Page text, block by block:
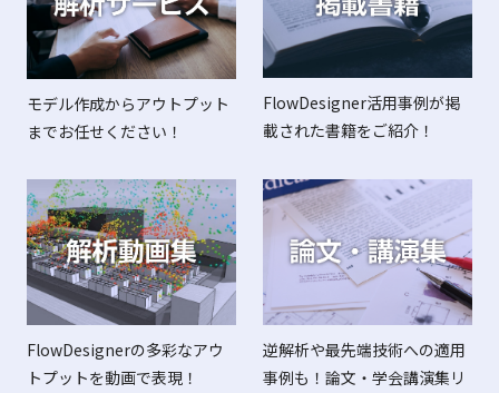
モデル作成からアウトプット
までお任せください！
FlowDesigner活用事例が掲
載された書籍をご紹介！
FlowDesignerの多彩なアウ
トプットを動画で表現！
逆解析や最先端技術への適用
事例も！論文・学会講演集リ